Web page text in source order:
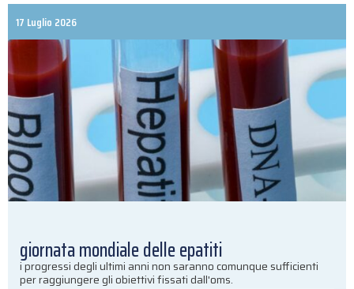
17 Luglio 2026
giornata mondiale delle epatiti
i progressi degli ultimi anni non saranno comunque sufficienti
per raggiungere gli obiettivi fissati dall'oms.